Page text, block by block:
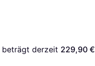
beträgt derzeit 229,90 €